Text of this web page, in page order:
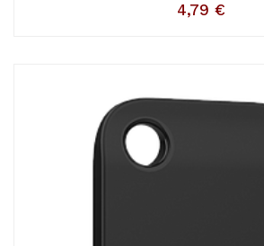
4,79 €